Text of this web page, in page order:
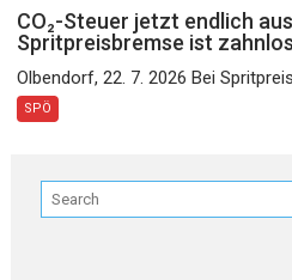
CO₂-Steuer jetzt endlich
Spritpreisbremse ist
Olbendorf, 22. 7. 2026 Bei
SPÖ